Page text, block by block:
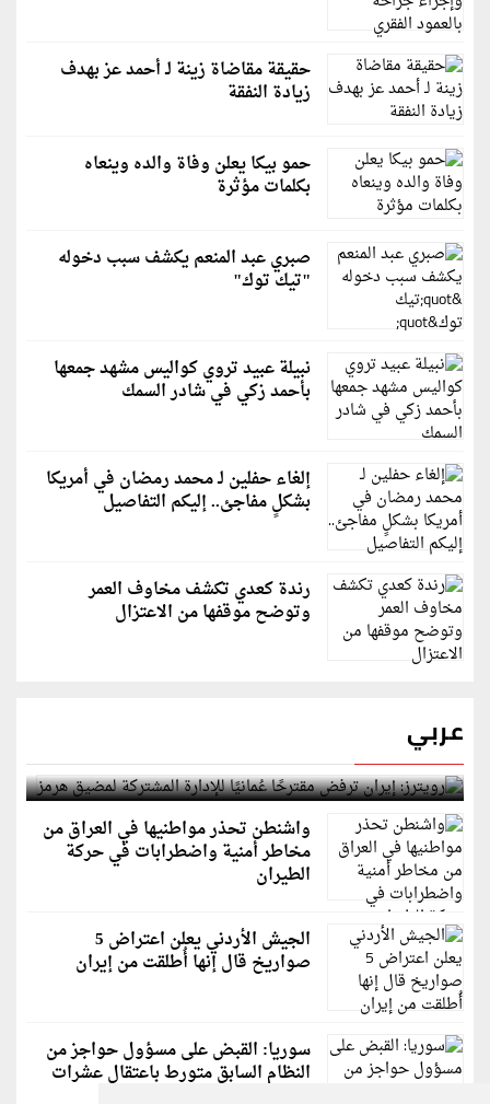
حقيقة مقاضاة زينة لـ أحمد عز بهدف
زيادة النفقة
حمو بيكا يعلن وفاة والده وينعاه
بكلمات مؤثرة
صبري عبد المنعم يكشف سبب دخوله
"تيك توك"
نبيلة عبيد تروي كواليس مشهد جمعها
بأحمد زكي في شادر السمك
إلغاء حفلين لـ محمد رمضان في أمريكا
بشكلٍ مفاجئ.. إليكم التفاصيل
رندة كعدي تكشف مخاوف العمر
وتوضح موقفها من الاعتزال
عربي
رويترز: إيران ترفض مقترحًا عُمانيًا للإدارة المشتركة
لمضيق هرمز
واشنطن تحذر مواطنيها في العراق من
مخاطر أمنية واضطرابات في حركة
الطيران
الجيش الأردني يعلن اعتراض 5
صواريخ قال إنها أُطلقت من إيران
سوريا: القبض على مسؤول حواجز من
النظام السابق متورط باعتقال عشرات